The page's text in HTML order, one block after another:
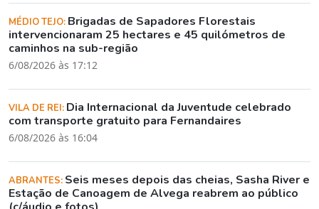
MÉDIO TEJO: Brigadas de Sapadores Florestais
intervencionaram 25 hectares e 45 quilómetros de
caminhos na sub-região
6/08/2026 às 17:12
VILA DE REI: Dia Internacional da Juventude celebrado
com transporte gratuito para Fernandaires
6/08/2026 às 16:04
ABRANTES: Seis meses depois das cheias, Sasha River e
Estação de Canoagem de Alvega reabrem ao público